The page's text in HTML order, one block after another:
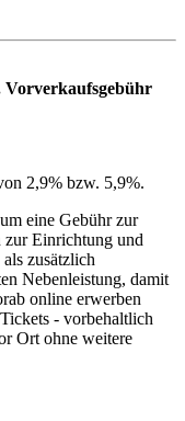
Vorverkaufsgebühr
2,9% bzw. 5,9%.
eine Gebühr zur
zur Einrichtung und
zusätzlich
Nebenleistung, damit
online erwerben
- vorbehaltlich
Ort ohne weitere